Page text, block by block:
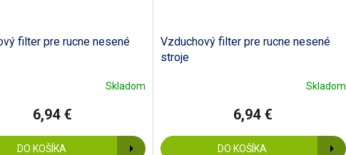
filter pre rucne nesené
Skladom
6,94 €
DO KOŠÍKA
Vzduchový filter pre rucne nesené
stroje
Skladom
6,94 €
DO KOŠÍKA